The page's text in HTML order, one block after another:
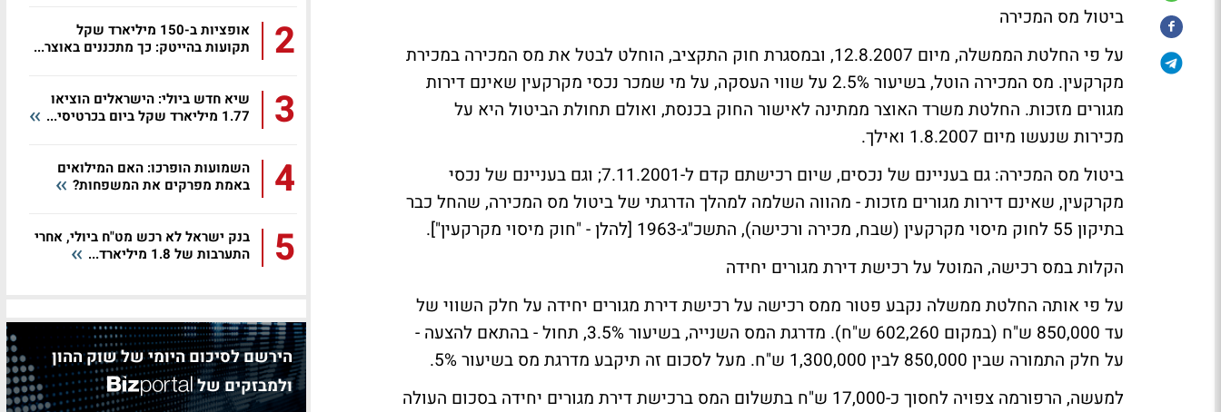
ביטול מס המכירה
על פי החלטת הממשלה, מיום 12.8.2007, ובמסגרת חוק התקציב, הוחלט לבטל את מס המכירה במכירת
מקרקעין. מס המכירה הוטל, בשיעור 2.5% על שווי העסקה, על מי שמכר נכסי מקרקעין שאינם דירות
מגורים מזכות. החלטת משרד האוצר ממתינה לאישור החוק בכנסת, ואולם תחולת הביטול היא על
מכירות שנעשו מיום 1.8.2007 ואילך.
ביטול מס המכירה: גם בעניינם של נכסים, שיום רכישתם קדם ל-7.11.2001; וגם בעניינם של נכסי
מקרקעין, שאינם דירות מגורים מזכות - מהווה השלמה למהלך הדרגתי של ביטול מס המכירה, שהחל כבר
בתיקון 55 לחוק מיסוי מקרקעין (שבח, מכירה ורכישה), התשכ"ג-1963 [להלן - "חוק מיסוי מקרקעין"].
הקלות במס רכישה, המוטל על רכישת דירת מגורים יחידה
על פי אותה החלטת ממשלה נקבע פטור ממס רכישה על רכישת דירת מגורים יחידה על חלק השווי של
עד 850,000 ש"ח (במקום 602,260 ש"ח). מדרגת המס השנייה, בשיעור 3.5%, תחול - בהתאם להצעה -
על חלק התמורה שבין 850,000 לבין 1,300,000 ש"ח. מעל לסכום זה תיקבע מדרגת מס בשיעור 5%.
למעשה, הרפורמה צפויה לחסוך כ-17,000 ש"ח בתשלום המס ברכישת דירת מגורים יחידה בסכום העולה
2
אופציות ב-150 מיליארד שקל
תקועות בהייטק: כך מתכננים באוצר...
3
שיא חדש ביולי: הישראלים הוציאו
1.77 מיליארד שקל ביום בכרטיסי...
4
השמועות הופרכו: האם המילואים
באמת מפרקים את המשפחות?
5
בנק ישראל לא רכש מט"ח ביולי, אחרי
התערבות של 1.8 מיליארד...
הירשם לסיכום היומי של שוק ההון
ולמבזקים של